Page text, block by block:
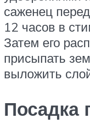
саженец
12 часов в
Затем его
присыпать
выложить
Посадка